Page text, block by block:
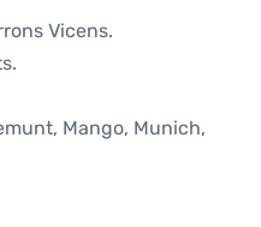
Vicens.
Mango, Munich,